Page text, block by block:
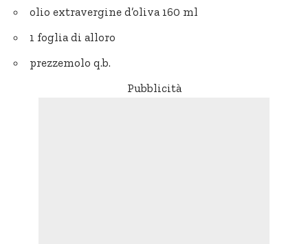
olio extravergine d’oliva 160 ml
1 foglia di alloro
prezzemolo q.b.
Pubblicità